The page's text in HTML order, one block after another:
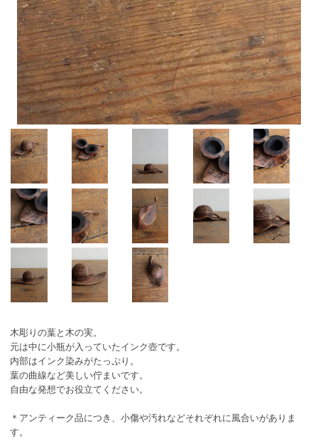
木彫りの葉と木の実。
元は中に小瓶が入っていたインク壺です。
内部はインク染みがたっぷり。
葉の曲線など美しい佇まいです。
自由な発想でお役立てください。
＊アンティーク品につき、小傷や汚れなどそれぞれに風合いがありま
す。